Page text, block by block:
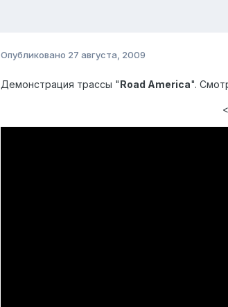
Опубликовано 27 августа, 2009
Демонстрация трассы "Road America".